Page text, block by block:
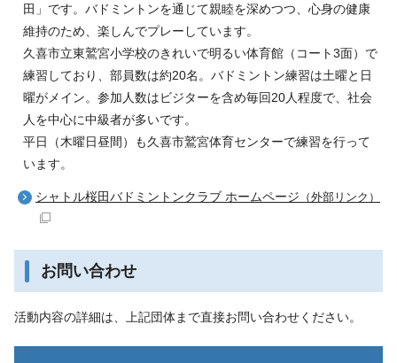
田」です。バドミントンを通じて親睦を深めつつ、心身の健康
維持のため、楽しんでプレーしています。
久喜市立東鷲宮小学校のきれいで明るい体育館（コート3面）で
練習しており、部員数は約20名。バドミントン練習は土曜と日
曜がメイン。参加人数はビジターを含め毎回20人程度で、社会
人を中心に中級者が多いです。
平日（木曜日昼間）も久喜市鷲宮体育センターで練習を行って
います。
シャトル桜田バドミントンクラブ ホームページ （外部リンク）
お問い合わせ
活動内容の詳細は、上記団体まで直接お問い合わせください。